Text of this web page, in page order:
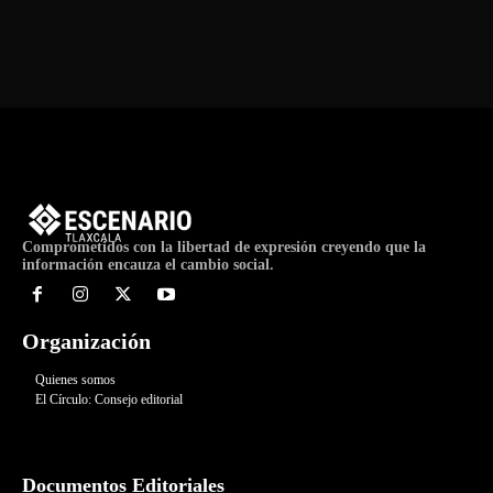
Comprometidos con la libertad de expresión creyendo que la
información encauza el cambio social.
Organización
Quienes somos
El Círculo: Consejo editorial
Documentos Editoriales